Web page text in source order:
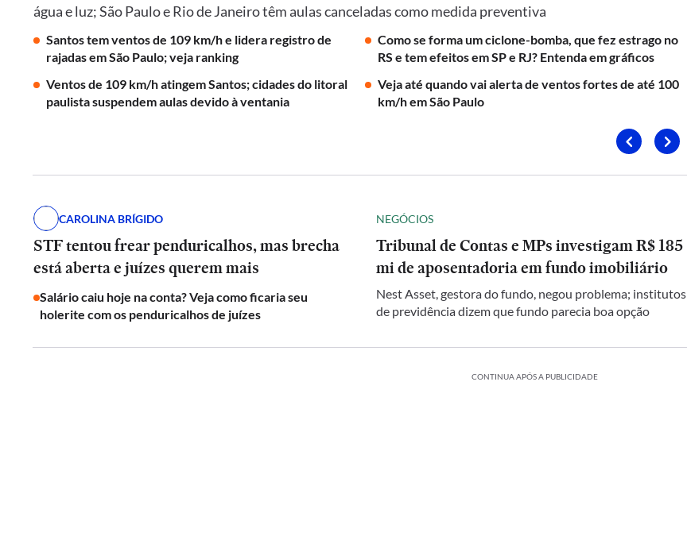
água e luz; São Paulo e Rio de Janeiro têm aulas canceladas como medida preventiva
Santos tem ventos de 109 km/h e lidera registro de
rajadas em São Paulo; veja ranking
Como se forma um ciclone-bomba, que fez estrago no
RS e tem efeitos em SP e RJ? Entenda em gráficos
Ventos de 109 km/h atingem Santos; cidades do litoral
paulista suspendem aulas devido à ventania
Veja até quando vai alerta de ventos fortes de até 100
km/h em São Paulo
CAROLINA BRÍGIDO
STF tentou frear penduricalhos, mas brecha
está aberta e juízes querem mais
Salário caiu hoje na conta? Veja como ficaria seu
holerite com os penduricalhos de juízes
NEGÓCIOS
Tribunal de Contas e MPs investigam R$ 185
mi de aposentadoria em fundo imobiliário
Nest Asset, gestora do fundo, negou problema; institutos
de previdência dizem que fundo parecia boa opção
CONTINUA APÓS A PUBLICIDADE